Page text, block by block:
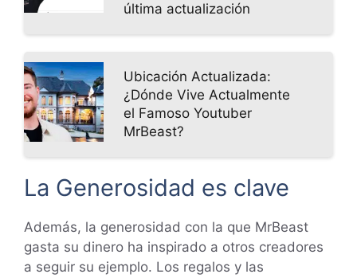
última actualización
Ubicación Actualizada:
¿Dónde Vive Actualmente
el Famoso Youtuber
MrBeast?
La Generosidad es clave
Además, la generosidad con la que MrBeast
gasta su dinero ha inspirado a otros creadores
a seguir su ejemplo. Los regalos y las